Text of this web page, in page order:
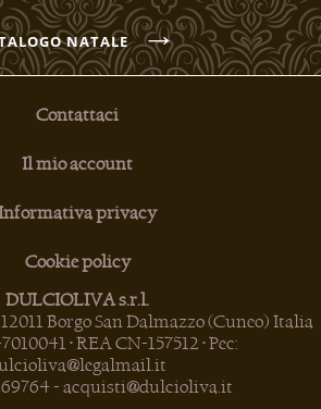
NATALE→
Contattaci
Il mio account
privacy
Cookie policy
DULCIOLIVA s.r.l.
Borgo San Dalmazzo (Cuneo) Italia
• REA CN-157512 • Pec:
- acquisti@dulcioliva.it